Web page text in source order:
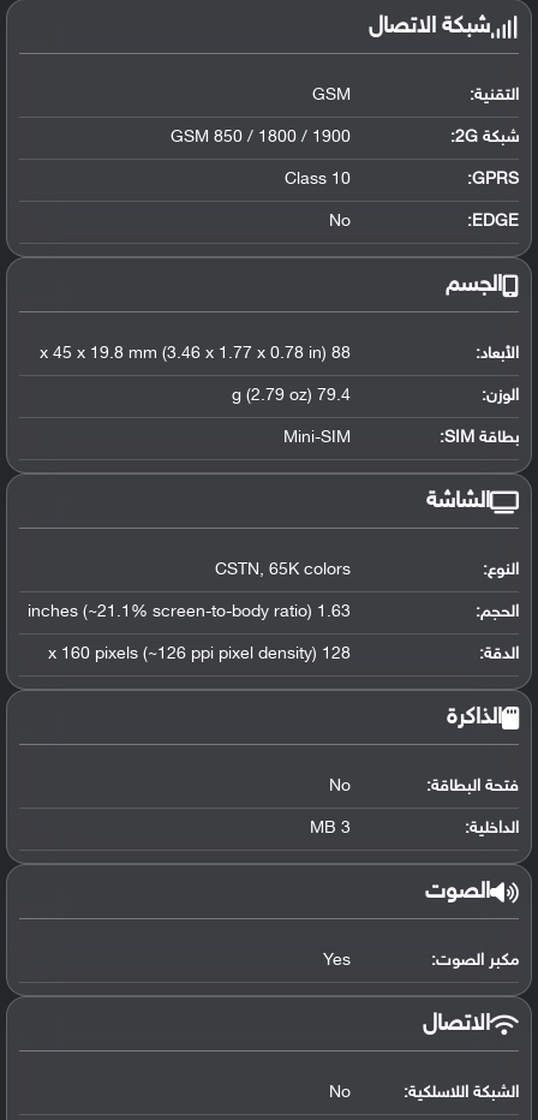
شبكة الاتصال
التقنية: GSM
شبكة 2G: GSM 850 / 1800 / 1900
GPRS:
Class 10
EDGE:
No
الجسم
الأبعاد: 88 x 45 x 19.8 mm (3.46 x 1.77 x 0.78 in)
الوزن: 79.4 g (2.79 oz)
بطاقة SIM: Mini-SIM
الشاشة
النوع: CSTN, 65K colors
الحجم: 1.63 inches (~21.1% screen-to-body ratio)
الدقة: 128 x 160 pixels (~126 ppi pixel density)
الذاكرة
فتحة البطاقة: No
الداخلية: 3 MB
الصوت
مكبر الصوت: Yes
الاتصال
الشبكة اللاسلكية: No